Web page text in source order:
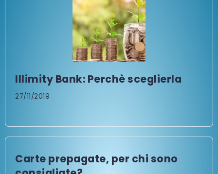
Illimity Bank: Perchè sceglierla
27/11/2019
Carte prepagate, per chi sono